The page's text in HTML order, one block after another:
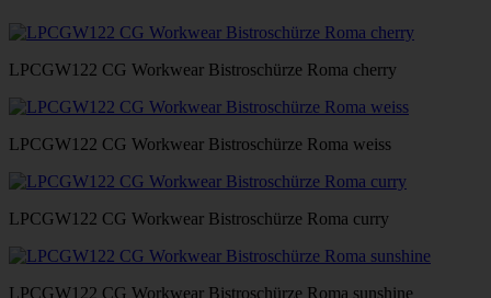
LPCGW122 CG Workwear Bistroschürze Roma cherry
LPCGW122 CG Workwear Bistroschürze Roma weiss
LPCGW122 CG Workwear Bistroschürze Roma curry
LPCGW122 CG Workwear Bistroschürze Roma sunshine